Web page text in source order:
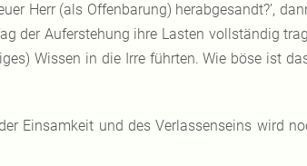
Herr (als Offenbarung) herabgesandt?’,
der Auferstehung ihre Lasten vollständig
Wissen in die Irre führten. Wie böse ist
Einsamkeit und des Verlassenseins wird